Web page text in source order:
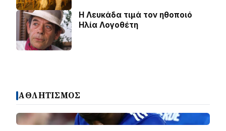
Η Λευκάδα τιμά τον ηθοποιό
Ηλία Λογοθέτη
ΑΘΛΗΤΙΣΜΟΣ